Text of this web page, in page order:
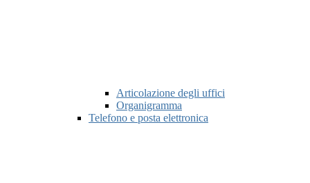
Articolazione degli uffici
Organigramma
Telefono e posta elettronica